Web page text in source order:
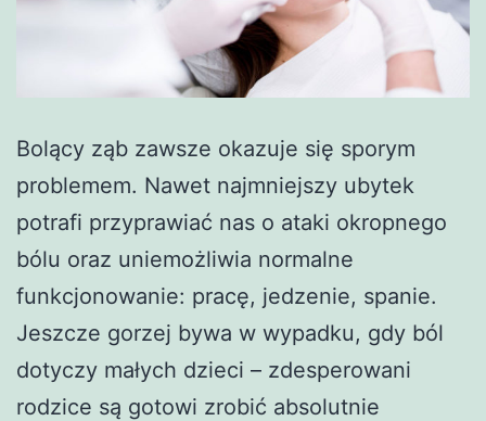
Bolący ząb zawsze okazuje się sporym
problemem. Nawet najmniejszy ubytek
potrafi przyprawiać nas o ataki okropnego
bólu oraz uniemożliwia normalne
funkcjonowanie: pracę, jedzenie, spanie.
Jeszcze gorzej bywa w wypadku, gdy ból
dotyczy małych dzieci – zdesperowani
rodzice są gotowi zrobić absolutnie